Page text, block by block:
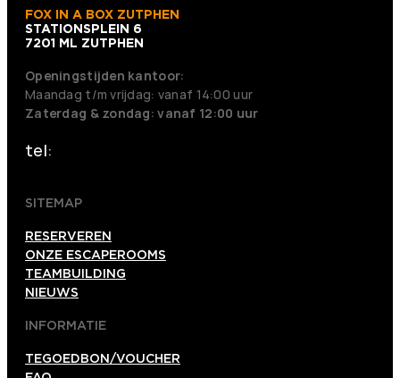
FOX IN A BOX ZUTPHEN
STATIONSPLEIN 6
7201 ML ZUTPHEN
Openingstijden kantoor:
Maandag t/m vrijdag: vanaf 14:00 uur
Zaterdag & zondag: vanaf 12:00 uur
tel:
SITEMAP
RESERVEREN
ONZE ESCAPEROOMS
TEAMBUILDING
NIEUWS
INFORMATIE
TEGOEDBON/VOUCHER